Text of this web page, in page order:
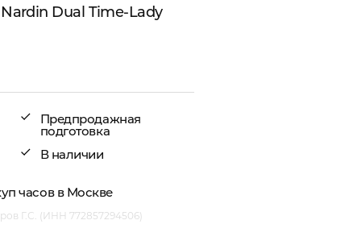
Dual Time-Lady
Предпродажная
подготовка
В наличии
часов в Москве
Г.С. (ИНН 772857294506)